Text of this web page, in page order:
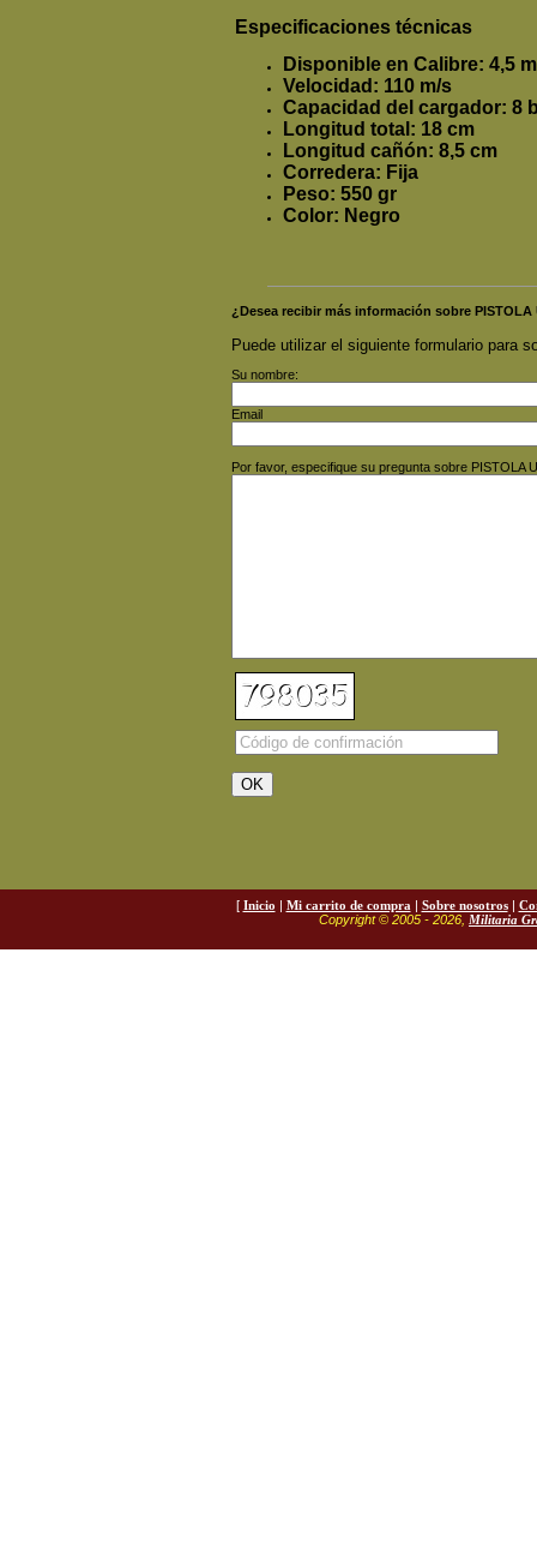
Especificaciones técnicas
Disponible en Calibre: 4,5
Velocidad: 110 m/s
Capacidad del cargador: 8
Longitud total: 18 cm
Longitud cañón: 8,5 cm
Corredera: Fija
Peso: 550 gr
Color: Negro
¿Desea recibir más información sobre PISTOLA
Puede utilizar el siguiente formulario para
Su nombre:
Email
Por favor, especifique su pregunta sobre PISTOLA
[ Inicio | Mi carrito de compra | Sobre nosotros|
Copyright © 2005 - 2026, Militaria